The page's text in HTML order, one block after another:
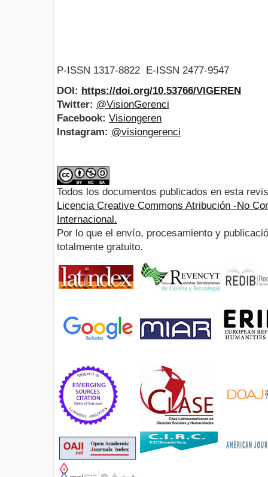
P-ISSN 1317-8822 E-ISSN 2477-9547
DOI: https://doi.org/10.53766/VIGEREN
Twitter: @VisionGerenci
Facebook: Visiongeren
Instagram: @visiongerenci
Todos los documentos publicados en esta
Licencia Creative Commons Atribución -No
Internacional.
Por lo que el envío, procesamiento y
totalmente gratuito.